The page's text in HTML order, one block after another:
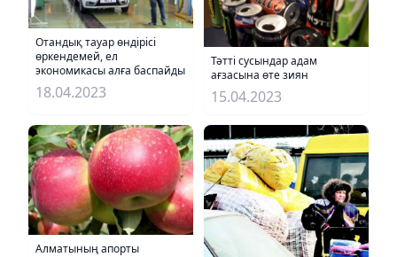
Отандық тауар өндірісі
өркендемей, ел
экономикасы алға баспайды
18.04.2023
Тәтті сусындар адам
ағзасына өте зиян
15.04.2023
Алматының апорты